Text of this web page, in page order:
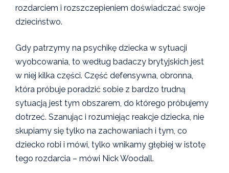
rozdarciem i rozszczepieniem doświadczać swoje
dzieciństwo.
Gdy patrzymy na psychikę dziecka w sytuacji
wyobcowania, to według badaczy brytyjskich jest
w niej kilka części. Część defensywna, obronna,
która próbuje poradzić sobie z bardzo trudną
sytuacją jest tym obszarem, do którego próbujemy
dotrzeć. Szanując i rozumiejąc reakcje dziecka, nie
skupiamy się tylko na zachowaniach i tym, co
dziecko robi i mówi, tylko wnikamy głębiej w istotę
tego rozdarcia – mówi Nick Woodall.